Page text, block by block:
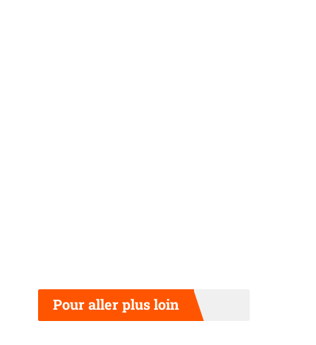
Pour aller plus loin